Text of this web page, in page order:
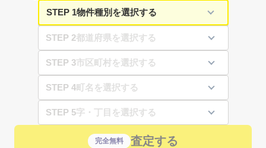
STEP 1
STEP 2
STEP 3
STEP 4
STEP 5
完全無料 査定する